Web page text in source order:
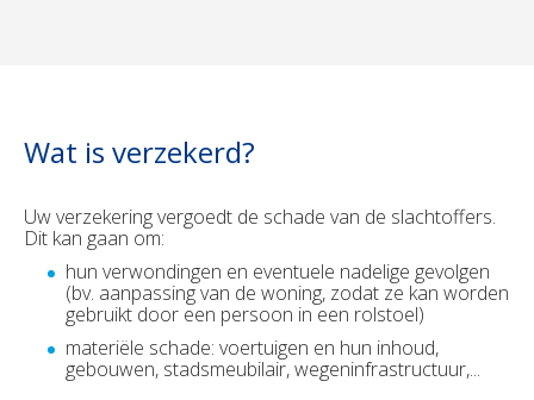
Wat is verzekerd?
Uw verzekering vergoedt de schade van de slachtoffers.
Dit kan gaan om:
hun verwondingen en eventuele nadelige gevolgen
(bv. aanpassing van de woning, zodat ze kan worden
gebruikt door een persoon in een rolstoel)
materiële schade: voertuigen en hun inhoud,
gebouwen, stadsmeubilair, wegeninfrastructuur,...